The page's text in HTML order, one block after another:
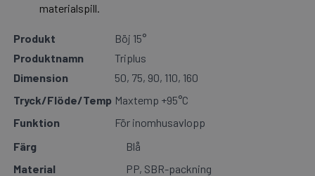
materialspill.
Produkt
Böj 15°
Produktnamn
Triplus
Dimension
50, 75, 90, 110, 160
Tryck/Flöde/Temp Maxtemp +95°C
Funktion
För inomhusavlopp
Färg
Blå
Material
PP, SBR-packning